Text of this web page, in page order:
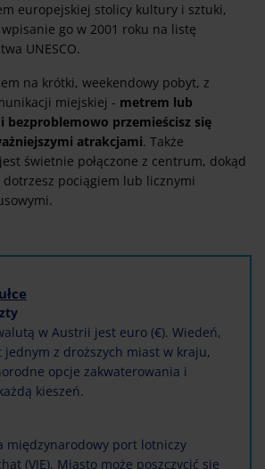
europejskiej stolicy kultury i sztuki,
wpisanie go w 2001 roku na listę
UNESCO.
na krótki, weekendowy pobyt, z
miejskiej - metrem lub
bezproblemowo przemieścisz się
atrakcjami. Także
świetnie połączone z centrum, dokąd
pociągiem lub licznymi
w Austrii jest euro (€). Wiedeń,
jednym z droższych miast w kraju,
opcje zakwaterowania i
kieszeń.
międzynarodowy port lotniczy
(VIE). Miasto może poszczycić się